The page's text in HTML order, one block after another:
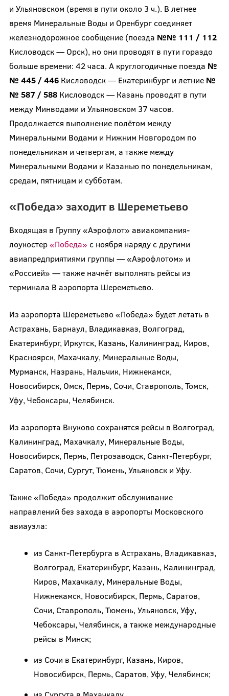
и Ульяновском (время в пути около 3 ч.). В летнее
время Минеральные Воды и Оренбург соединяет
железнодорожное сообщение (поезда №№ 111 / 112
Кисловодск — Орск), но они проводят в пути гораздо
больше времени: 42 часа. А круглогодичные поезда №
№ 445 / 446Кисловодск — Екатеринбург и летние №
№ 587 / 588Кисловодск — Казань проводят в пути
между Минводами и Ульяновском 37 часов.
Продолжается выполнение полётом между
Минеральными Водами и Нижним Новгородом по
понедельникам и четвергам, а также между
Минеральными Водами и Казанью по понедельникам,
средам, пятницам и субботам.
«Победа» заходит в Шереметьево
Входящая в Группу «Аэрофлот» авиакомпания-
лоукостер«Победа» с ноября наряду с другими
авиапредприятиями группы — «Аэрофлотом» и
«Россией» — также начнёт выполнять рейсы из
терминала B аэропорта Шереметьево.
Из аэропорта Шереметьево «Победа» будет летать в
Астрахань, Барнаул, Владикавказ, Волгоград,
Екатеринбург, Иркутск, Казань, Калининград, Киров,
Красноярск, Махачкалу, Минеральные Воды,
Мурманск, Назрань, Нальчик, Нижнекамск,
Новосибирск, Омск, Пермь, Сочи, Ставрополь, Томск,
Уфу, Чебоксары, Челябинск.
Из аэропорта Внуково сохранятся рейсы в Волгоград,
Калининград, Махачкалу, Минеральные Воды,
Новосибирск, Пермь, Петрозаводск, Санкт-Петербург,
Саратов, Сочи, Сургут, Тюмень, Ульяновск и Уфу.
Также «Победа» продолжит обслуживание
направлений без захода в аэропорты Московского
авиаузла:
из Санкт-Петербурга в Астрахань, Владикавказ,
Волгоград, Екатеринбург, Казань, Калининград,
Киров, Махачкалу, Минеральные Воды,
Нижнекамск, Новосибирск, Пермь, Саратов,
Сочи, Ставрополь, Тюмень, Ульяновск, Уфу,
Чебоксары, Челябинск, а также международные
рейсы в Минск;
из Сочи в Екатеринбург, Казань, Киров,
Новосибирск, Пермь, Саратов, Уфу, Челябинск;